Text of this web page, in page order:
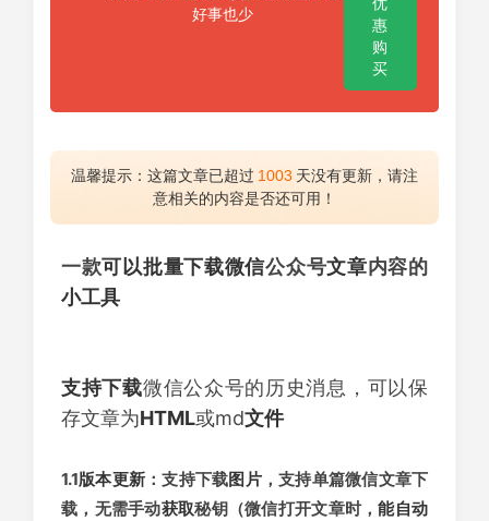
好事也少
优
惠
购
买
温馨提示：这篇文章已超过 1003 天没有更新，请注
意相关的内容是否还可用！
一款可以批量下载微信公众号文章内容的
小工具
支持下载微信公众号的历史消息，可以保
存文章为HTML或md文件
1.1版本更新 ：支持下载图片，支持单篇微信文章下
载，无需手动获取秘钥（微信打开文章时，能自动